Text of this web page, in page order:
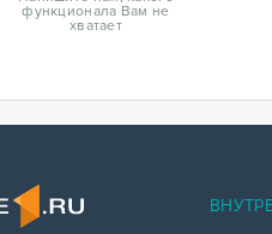
функционала Вам не
хватает